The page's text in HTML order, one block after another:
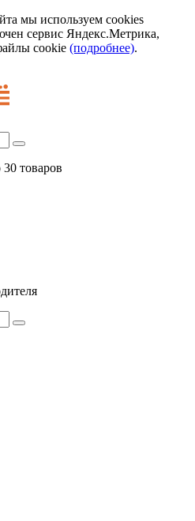
мы используем cookies
сервис Яндекс.Метрика,
cookie (подробнее).
30 товаров